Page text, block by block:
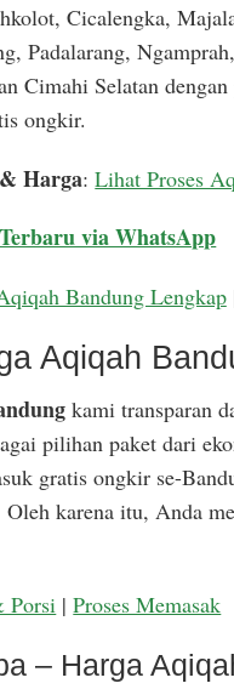
Cicalengka,
Padalarang,
Cimahi Selatan
ongkir.
Harga:Lihat Proses
via WhatsApp
Bandung Lengkap
Aqiqah
kami transparan
pilihan paket dari
gratis ongkir se-
Oleh karena itu, Anda
Porsi |Proses Memasak
– Harga